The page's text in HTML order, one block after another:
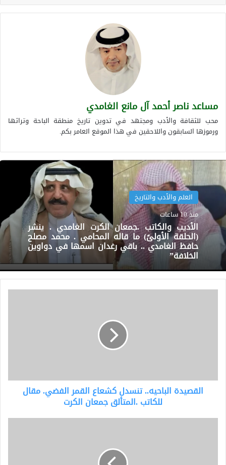
مساعد ناصر أحمد آل مانع الغامدي
محب للثقافة والأدب ومجتهد في تدوين تاريخ منطقة الباحة وتراثها
ورموزها السابقون واللاحقين في هذا الموقع العامر بكم.
العلم والأدب والتاريخ
منذ 10 ساعات
الأديب والكاتب .جمعان الكرت الغامدي . ينشر
(الحلقة الأولىً) ما قاله المحامي . محمد مصلح
حافظ الغامدي .. باقي رغدان اسمها في دواوين
الخلافة”
.المتألق
جمعانالقصيدة الباحيه.. تنسدل كشعاع القمر الفضي. مقال
للكاتب .المتألق جمعان الكرت